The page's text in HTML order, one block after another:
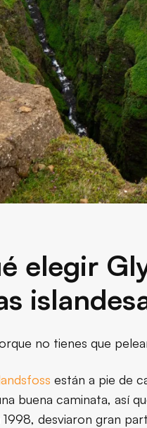
elegir
no tienes que
están a pie de
buena caminata, así
desviaron gran